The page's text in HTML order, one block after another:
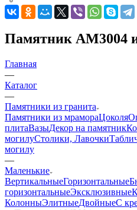
Памятник AM3004
Главная
—
Каталог
—
Памятники из гранита
Памятники из мрамораЦоколя
плитаВазыДекор на памятник
могилуСтолики, Лавочки
могилу
—
Маленькие
ВертикальныеГоризонтальные
горизонтальныеЭксклюзивные
КолонныЭлитныеДвойныеС